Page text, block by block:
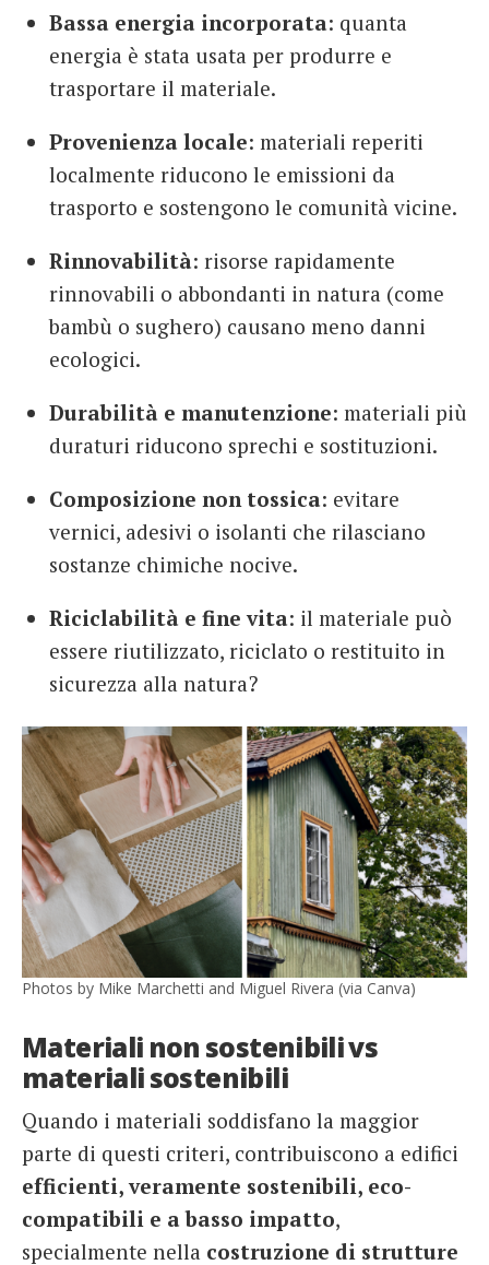
Bassa energia incorporata: quanta
energia è stata usata per produrre e
trasportare il materiale.
Provenienza locale: materiali reperiti
localmente riducono le emissioni da
trasporto e sostengono le comunità vicine.
Rinnovabilità: risorse rapidamente
rinnovabili o abbondanti in natura (come
bambù o sughero) causano meno danni
ecologici.
Durabilità e manutenzione: materiali più
duraturi riducono sprechi e sostituzioni.
Composizione non tossica: evitare
vernici, adesivi o isolanti che rilasciano
sostanze chimiche nocive.
Riciclabilità e fine vita: il materiale può
essere riutilizzato, riciclato o restituito in
sicurezza alla natura?
Photos by Mike Marchetti and Miguel Rivera (via Canva)
Materiali non sostenibili vs
materiali sostenibili
Quando i materiali soddisfano la maggior
parte di questi criteri, contribuiscono a edifici
efficienti, veramente sostenibili, eco-
compatibili e a basso impatto,
specialmente nella costruzione di strutture